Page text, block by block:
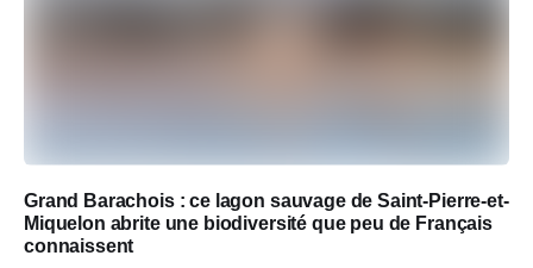
Grand Barachois : ce lagon sauvage de Saint-Pierre-et-
Miquelon abrite une biodiversité que peu de Français
connaissent